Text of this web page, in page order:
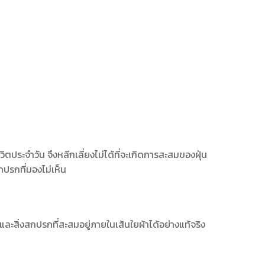
ประจำวัน จึงหลีกเลี่ยงไม่ได้ที่จะเกิดการสะสมของฝุ่น
รกที่มองไม่เห็น
สิ่งสกปรกที่สะสมอยู่ภายในเส้นใยผ้าได้อย่างแท้จริง